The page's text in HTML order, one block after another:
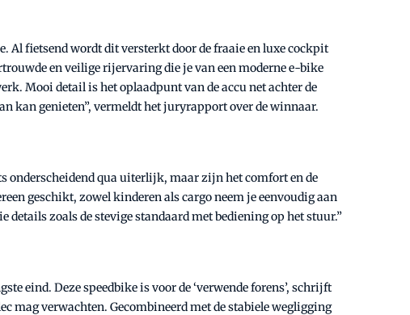
Al fietsend wordt dit versterkt door de fraaie en luxe cockpit
en veilige rijervaring die je van een moderne e-bike
Mooi detail is het oplaadpunt van de accu net achter de
kan genieten”, vermeldt het juryrapport over de winnaar.
onderscheidend qua uiterlijk, maar zijn het comfort en de
geschikt, zowel kinderen als cargo neem je eenvoudig aan
zoals de stevige standaard met bediening op het stuur.”
eind. Deze speedbike is voor de ‘verwende forens’, schrijft
mag verwachten. Gecombineerd met de stabiele wegligging